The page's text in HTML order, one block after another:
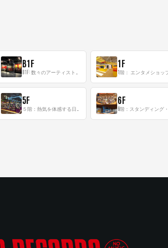
B1F 1F
5F 6F